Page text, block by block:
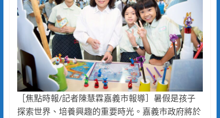
［焦點時報/記者陳慧霖嘉義市報導］暑假是孩子
探索世界、培養興趣的重要時光。嘉義市政府將於